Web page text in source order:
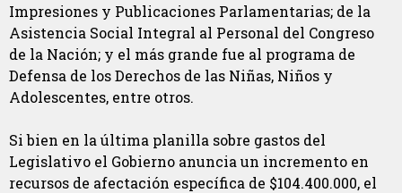
Impresiones y Publicaciones Parlamentarias; de la
Asistencia Social Integral al Personal del Congreso
de la Nación; y el más grande fue al programa de
Defensa de los Derechos de las Niñas, Niños y
Adolescentes, entre otros.
Si bien en la última planilla sobre gastos del
Legislativo el Gobierno anuncia un incremento en
recursos de afectación específica de $104.400.000, el